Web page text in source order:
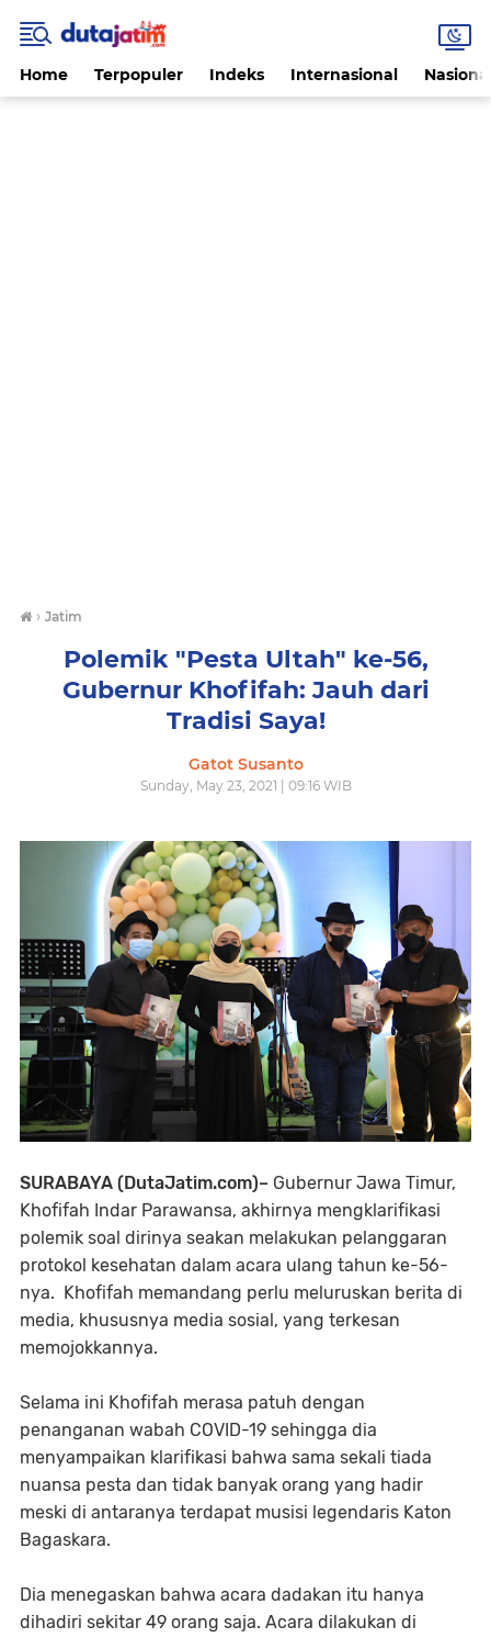
Home Terpopuler Indeks Internasional
› Jatim
Polemik "Pesta Ultah" ke-56,
Gubernur Khofifah: Jauh dari
Tradisi Saya!
Gatot Susanto
Sunday, May 23, 2021 | 09:16 WIB
SURABAYA (DutaJatim.com)– Gubernur Jawa Timur,
Khofifah Indar Parawansa, akhirnya mengklarifikasi
polemik soal dirinya seakan melakukan pelanggaran
protokol kesehatan dalam acara ulang tahun ke-56-
nya. Khofifah memandang perlu meluruskan berita di
media, khususnya media sosial, yang terkesan
memojokkannya.
Selama ini Khofifah merasa patuh dengan
penanganan wabah COVID-19 sehingga dia
menyampaikan klarifikasi bahwa sama sekali tiada
nuansa pesta dan tidak banyak orang yang hadir
meski di antaranya terdapat musisi legendaris Katon
Bagaskara.
Dia menegaskan bahwa acara dadakan itu hanya
dihadiri sekitar 49 orang saja. Acara dilakukan di